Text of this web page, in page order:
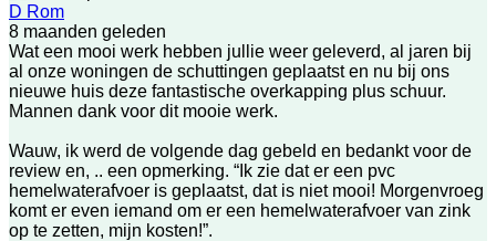
D Rom
8 maanden geleden
Wat een mooi werk hebben jullie weer geleverd, al jaren bij
al onze woningen de schuttingen geplaatst en nu bij ons
nieuwe huis deze fantastische overkapping plus schuur.
Mannen dank voor dit mooie werk.
Wauw, ik werd de volgende dag gebeld en bedankt voor de
review en, .. een opmerking. “Ik zie dat er een pvc
hemelwaterafvoer is geplaatst, dat is niet mooi! Morgenvroeg
komt er even iemand om er een hemelwaterafvoer van zink
op te zetten, mijn kosten!”.